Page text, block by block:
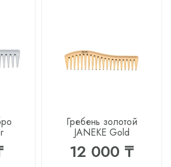
Гребень золотой
JANEKE Gold
12 000 ₸